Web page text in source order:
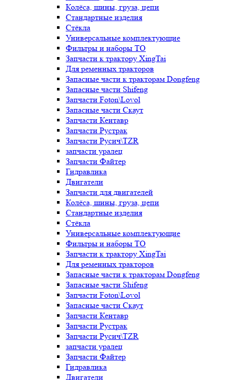
Колёса, шины, груза, цепи
Стандартные изделия
Стёкла
Универсальные комплектующие
Фильтры и наборы ТО
Запчасти к трактору XingTai
Для ременных тракторов
Запасные части к тракторам Dongfeng
Запасные части Shifeng
Запчасти Foton\Lovol
Запасные части Скаут
Запчасти Кентавр
Запчасти Рустрак
Запчасти Русич\TZR
запчасти уралец
Запчасти Файтер
Гидравлика
Двигатели
Запчасти для двигателей
Колёса, шины, груза, цепи
Стандартные изделия
Стёкла
Универсальные комплектующие
Фильтры и наборы ТО
Запчасти к трактору XingTai
Для ременных тракторов
Запасные части к тракторам Dongfeng
Запасные части Shifeng
Запчасти Foton\Lovol
Запасные части Скаут
Запчасти Кентавр
Запчасти Рустрак
Запчасти Русич\TZR
запчасти уралец
Запчасти Файтер
Гидравлика
Двигатели